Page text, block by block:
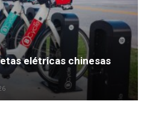
elétricas chinesas